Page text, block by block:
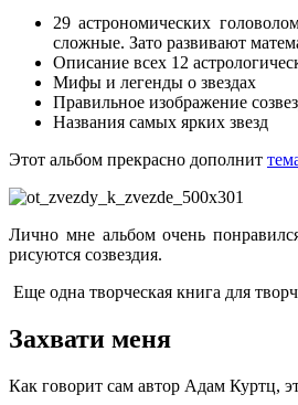
29 астрономических
сложные. Зато развивают
Описание всех 12
Мифы и легенды о звездах
Правильное изображение
Названия самых ярких звезд
Этот альбом прекрасно дополнит
Лично мне альбом очень
рисуются созвездия.
Еще одна творческая книга для
Захвати меня
Как говорит сам автор Адам Куртц,